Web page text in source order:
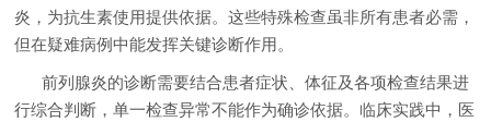
炎，为抗生素使用提供依据。这些特殊检查虽非所有患者必需，
但在疑难病例中能发挥关键诊断作用。
前列腺炎的诊断需要结合患者症状、体征及各项检查结果进
行综合判断，单一检查异常不能作为确诊依据。临床实践中，医